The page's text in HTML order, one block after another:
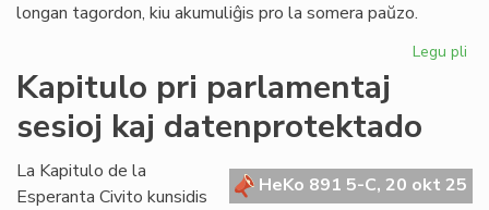
longan tagordon, kiu akumuliĝis pro la somera paŭzo.
Legu pli
Kapitulo pri parlamentaj
sesioj kaj datenprotektado
HeKo 891 5-C, 20 okt 25
La Kapitulo de la
Esperanta Civito kunsidis